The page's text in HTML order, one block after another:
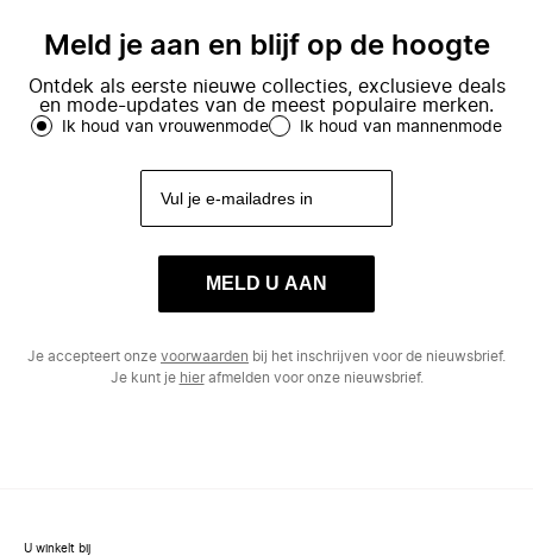
Meld je aan en blijf op de hoogte
Ontdek als eerste nieuwe collecties, exclusieve deals
en mode-updates van de meest populaire merken.
Ik houd van vrouwenmode Ik houd van mannenmode
MELD U AAN
Je accepteert onze voorwaarden bij het inschrijven voor de nieuwsbrief.
Je kunt je hierafmelden voor onze nieuwsbrief.
U winkelt bij